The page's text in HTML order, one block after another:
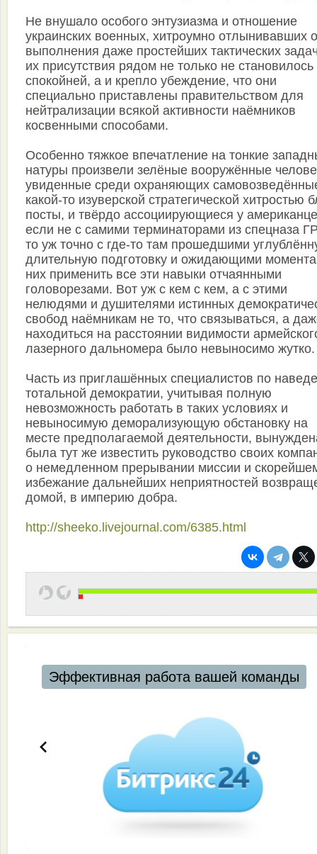
Не внушало особого энтузиазма и отношение
украинских военных, хитроумно отлынивавших
выполнения даже простейших тактических
их присутствия рядом не только не становилось
спокойней, а и крепло убеждение, что они
специально приставлены правительством для
нейтрализации всякой активности наёмников
косвенными способами.
Особенно тяжкое впечатление на тонкие
натуры произвели зелёные вооружённые
увиденные среди охраняющих
какой-то изуверской стратегической хитростью
посты, и твёрдо ассоциирующиеся у
если не с самими терминаторами из спецназа
то уж точно c где-то там прошедшими
длительную подготовку и ожидающими
них применить все эти навыки отчаянными
головорезами. Вот уж с кем с кем, а с этими
нелюдями и душителями истинных
свобод наёмникам не то, что связываться, а
находиться на расстоянии видимости
лазерного дальномера было невыносимо жутко.
Часть из приглашённых специалистов по
тотальной демократии, учитывая полную
невозможность работать в таких условиях и
невыносимую деморализующую обстановку на
месте предполагаемой деятельности,
была тут же известить руководство своих
о немедленном прерывании миссии и
избежание дальнейших неприятностей
домой, в империю добра.
http://sheeko.livejournal.com/6385.html
Эффективная работа вашей команды